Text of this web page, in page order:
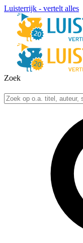
Luisterrijk - vertelt alles
Zoek